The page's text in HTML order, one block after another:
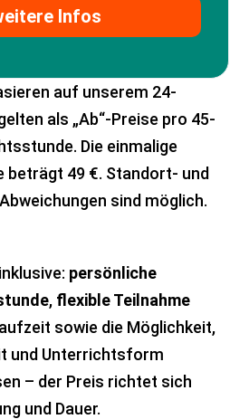
Infos
auf unserem 24-
als „Ab“-Preise pro 45-
Die einmalige
beträgt 49 €. Standort- und
sind möglich.
persönliche
, flexible Teilnahme
sowie die Möglichkeit,
und Unterrichtsform
– der Preis richtet sich
und Dauer.